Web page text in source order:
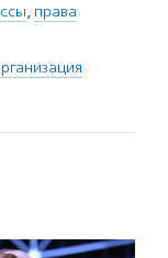
, права